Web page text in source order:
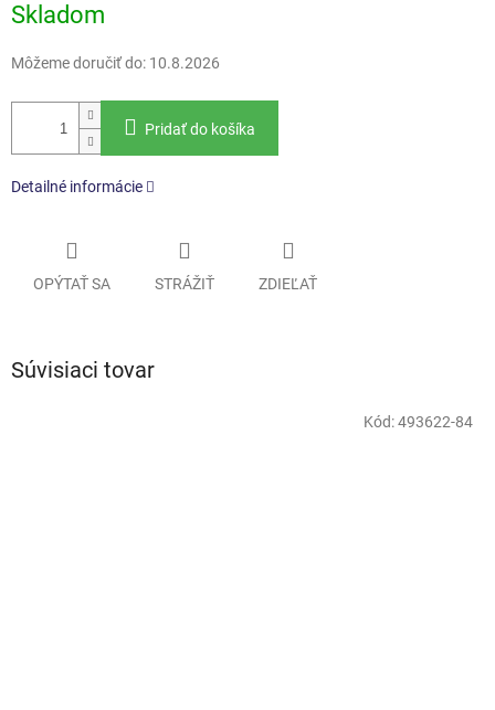
cena:
Skladom
Môžeme doručiť do: 10.8.2026
Pridať do košíka
Detailné informácie
OPÝTAŤ SA STRÁŽIŤ ZDIEĽAŤ
Súvisiaci tovar
Kód:493622-84